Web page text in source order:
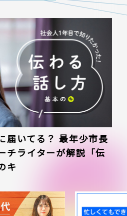
届いてる？ 最年少市長
チライターが解説「伝
キ